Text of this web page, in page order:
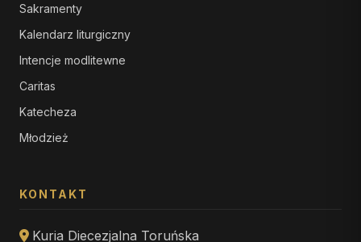
Sakramenty
Kalendarz liturgiczny
Intencje modlitewne
Caritas
Katecheza
Młodzież
KONTAKT
Kuria Diecezjalna Toruńska